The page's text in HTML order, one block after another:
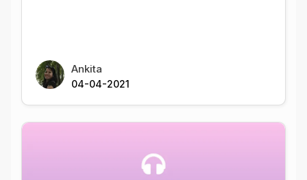
Ankita
04-04-2021